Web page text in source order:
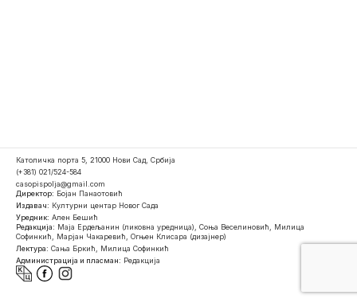
Католичка порта 5, 21000 Нови Сад, Србија
(+381) 021/524-584
casopispolja@gmail.com
Директор: Бојан Панаотовић
Издавач: Културни центар Новог Сада
Уредник: Ален Бешић
Редакција: Маја Ердељанин (ликовна уредница), Соња Веселиновић, Милица
Софинкић, Марјан Чакаревић, Огњен Клисара (дизајнер)
Лектура: Сања Бркић, Милица Софинкић
Администрација и пласман: Редакција